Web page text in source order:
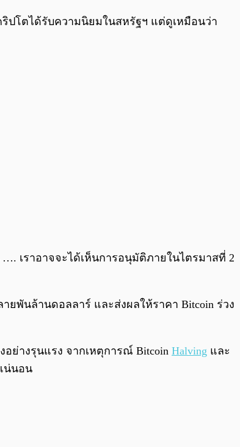
ปโตได้รับความนิยมในสหรัฐฯ แต่ดูเหมือนว่า
…. เราอาจจะได้เห็นการอนุมัติภายในไตรมาสที่ 2
ยพันล้านดอลลาร์ และส่งผลให้ราคา Bitcoin ร่วง
ย่างรุนแรง จากเหตุการณ์ Bitcoin Halving และ
น่นอน